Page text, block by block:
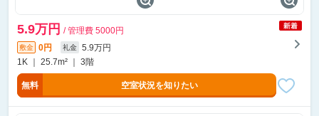
5.9万円 / 管理費 5000円
敷金 0円 礼金
5.9万円
1K ｜ 25.7m² ｜ 3階
無料 空室状況を知りたい